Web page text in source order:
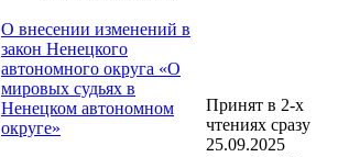
О внесении изменений в
закон Ненецкого
автономного округа «О
мировых судьях в
Ненецком автономном
округе»
Принят в 2-х
чтениях сразу
25.09.2025